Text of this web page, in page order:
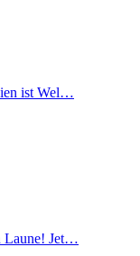
ist Wel…
Laune! Jet…